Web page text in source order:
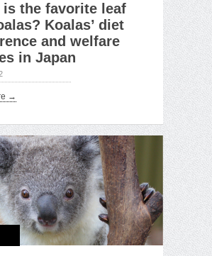
is the favorite leaf
Koalas’ diet
and welfare
in Japan
→